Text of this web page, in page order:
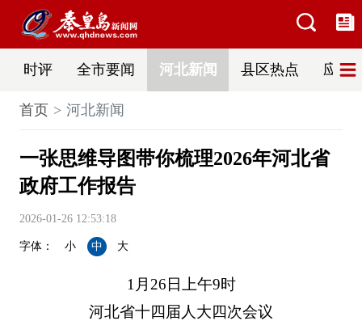
时评 全市要闻 河北新闻 县区热点 应急
首页 河北新闻
一张思维导图带你梳理2026年河北省
政府工作报告
2026-01-26 12:53:18
字体： 小 中 大
1月26日上午9时
河北省十四届人大四次会议